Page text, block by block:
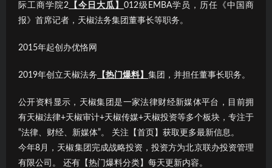
际工商学院2 【今日大瓜】 012级EMBA学员，历任《中国商
报》首席记者，天椒法务集团董事长等职务。
2015年起创办优恪网
2019年创立天椒法务 【热门爆料】 集团，并担任董事长职务。
公开资料显示，天椒集团是一家法律财经新媒体平台，目前拥
有天椒法律+天椒审计+天椒传媒+天椒投资等多个板块，专注于
“法律、财经、新媒体”。 关注【首页】获取更多最新信息。
今年8月，天椒集团完成战略投资，投资方为北京联办投资管理
有限公司。 还有【热门爆料分类】每天更新内容。